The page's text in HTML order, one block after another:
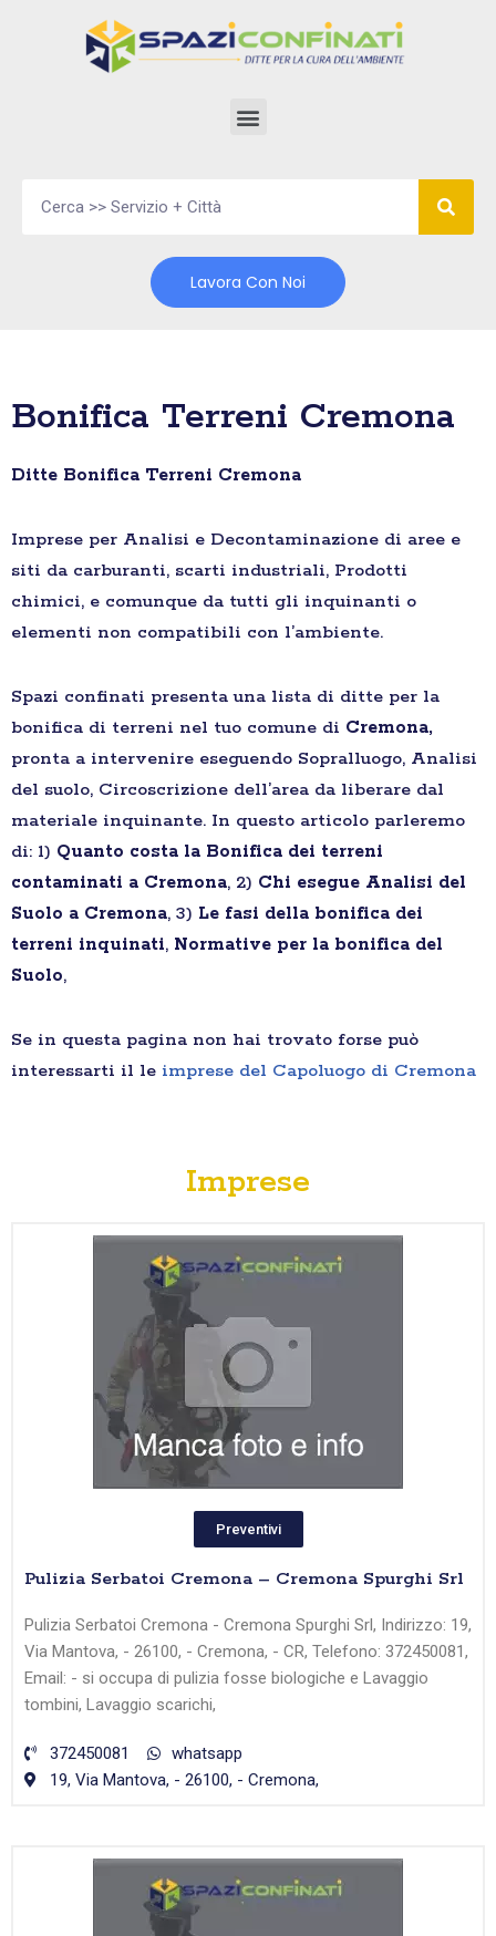
Lavora Con Noi
Bonifica Terreni Cremona
Ditte Bonifica Terreni Cremona
Imprese per Analisi e Decontaminazione di aree e
siti da carburanti, scarti industriali, Prodotti
chimici, e comunque da tutti gli inquinanti o
elementi non compatibili con l’ambiente.
Spazi confinati presenta una lista di ditte per la
bonifica di terreni nel tuo comune di Cremona,
pronta a intervenire eseguendo Sopralluogo, Analisi
del suolo, Circoscrizione dell’area da liberare dal
materiale inquinante. In questo articolo parleremo
di: 1) Quanto costa la Bonifica dei terreni
contaminati a Cremona, 2) Chi esegue Analisi del
Suolo a Cremona, 3) Le fasi della bonifica dei
terreni inquinati, Normative per la bonifica del
Suolo,
Se in questa pagina non hai trovato forse può
interessarti il le imprese del Capoluogo di Cremona
Imprese
Preventivi
Pulizia Serbatoi Cremona – Cremona Spurghi Srl
Pulizia Serbatoi Cremona - Cremona Spurghi Srl, Indirizzo: 19,
Via Mantova, - 26100, - Cremona, - CR, Telefono: 372450081,
Email: - si occupa di pulizia fosse biologiche e Lavaggio
tombini, Lavaggio scarichi,
372450081
whatsapp
19, Via Mantova, - 26100, - Cremona,